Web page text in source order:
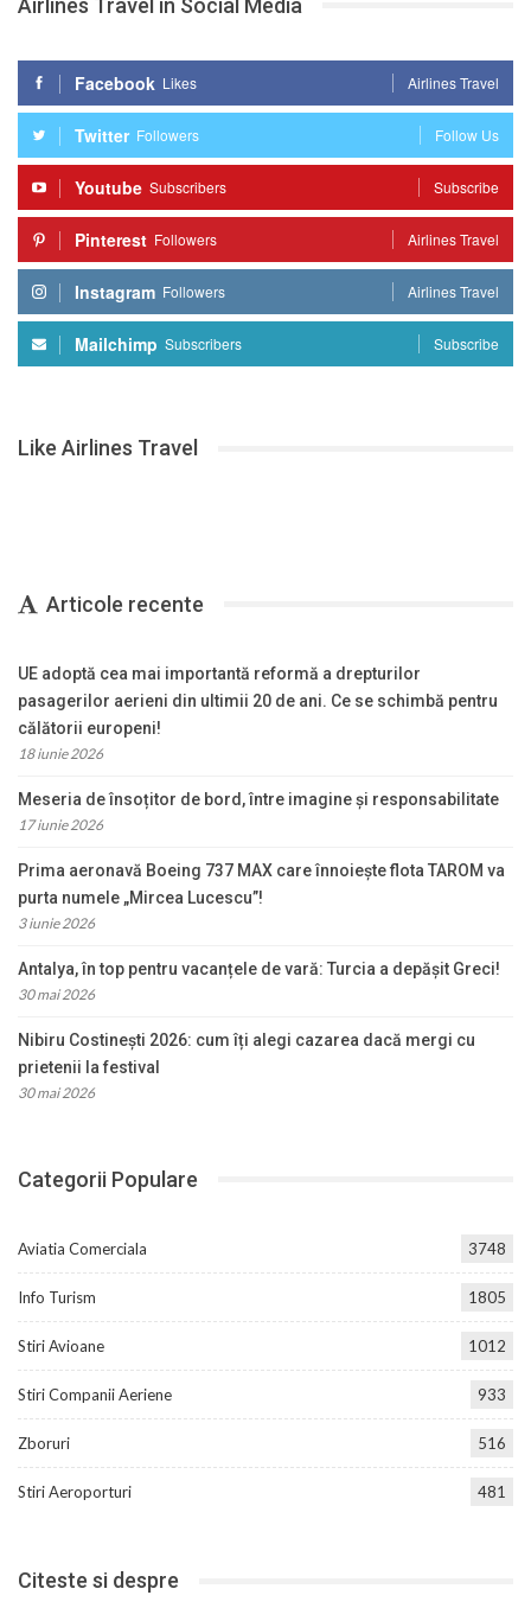
Facebook Likes Airlines Travel
Twitter Followers Follow Us
Youtube Subscribers Subscribe
Pinterest Followers Airlines Travel
Instagram Followers Airlines Travel
Mailchimp Subscribers Subscribe
Like Airlines Travel
Articole recente
UE adoptă cea mai importantă reformă a drepturilor
pasagerilor aerieni din ultimii 20 de ani. Ce se schimbă pentru
călătorii europeni!
18 iunie 2026
Meseria de însoțitor de bord, între imagine și responsabilitate
17 iunie 2026
Prima aeronavă Boeing 737 MAX care înnoiește flota TAROM va
purta numele „Mircea Lucescu”!
3 iunie 2026
Antalya, în top pentru vacanțele de vară: Turcia a depășit Greci!
30 mai 2026
Nibiru Costinești 2026: cum îți alegi cazarea dacă mergi cu
prietenii la festival
30 mai 2026
Categorii Populare
Aviatia Comerciala 3748
Info Turism 1805
Stiri Avioane 1012
Stiri Companii Aeriene 933
Zboruri 516
Stiri Aeroporturi 481
Citeste si despre